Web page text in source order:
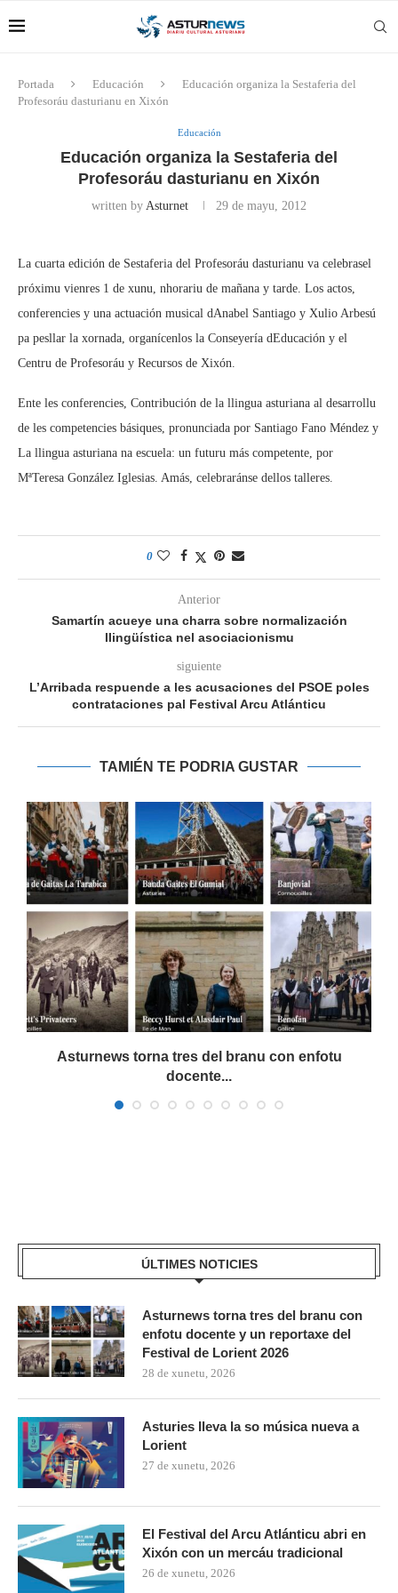
Portada Educación
Educación organiza la Sestaferia del
Profesoráu dasturianu en Xixón
Educación
Educación organiza la Sestaferia del
Profesoráu dasturianu en Xixón
written by Asturnet 29 de mayu, 2012
La cuarta edición de Sestaferia del Profesoráu dasturianu va celebrasel
próximu vienres 1 de xunu, nhorariu de mañana y tarde. Los actos,
conferencies y una actuación musical dAnabel Santiago y Xulio Arbesú
pa pesllar la xornada, organícenlos la Conseyería dEducación y el
Centru de Profesoráu y Recursos de Xixón.
Ente les conferencies, Contribución de la llingua asturiana al desarrollu
de les competencies básiques, pronunciada por Santiago Fano Méndez y
La llingua asturiana na escuela: un futuru más competente, por
MªTeresa González Iglesias. Amás, celebraránse dellos talleres.
0
Anterior
Samartín acueye una charra sobre normalización
llingüística nel asociacionismu
siguiente
L’Arribada respuende a les acusaciones del PSOE poles
contrataciones pal Festival Arcu Atlánticu
TAMIÉN TE PODRIA GUSTAR
Asturnews torna tres del branu con enfotu
docente...
ÚLTIMES NOTICIES
Asturnews torna tres del branu con
enfotu docente y un reportaxe del
Festival de Lorient 2026
28 de xunetu, 2026
Asturies lleva la so música nueva a
Lorient
27 de xunetu, 2026
El Festival del Arcu Atlánticu abri en
Xixón con un mercáu tradicional
26 de xunetu, 2026